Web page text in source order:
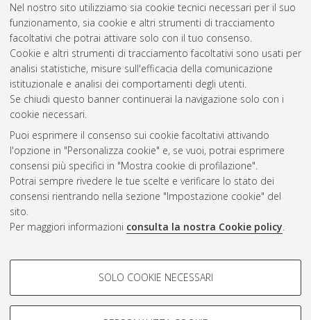
Nel nostro sito utilizziamo sia cookie tecnici necessari per il suo
funzionamento, sia cookie e altri strumenti di tracciamento
facoltativi che potrai attivare solo con il tuo consenso.
Cookie e altri strumenti di tracciamento facoltativi sono usati per
analisi statistiche, misure sull'efficacia della comunicazione
istituzionale e analisi dei comportamenti degli utenti.
Se chiudi questo banner continuerai la navigazione solo con i
cookie necessari.
Puoi esprimere il consenso sui cookie facoltativi attivando
l'opzione in "Personalizza cookie" e, se vuoi, potrai esprimere
consensi più specifici in "Mostra cookie di profilazione".
Potrai sempre rivedere le tue scelte e verificare lo stato dei
consensi rientrando nella sezione "Impostazione cookie" del
sito.
Per maggiori informazioni consulta la nostra Cookie policy.
COOKIE DI PROFILAZIONE -
Si tratta di cookie utilizzati per analizzare le caratteristiche della
SOLO COOKIE NECESSARI
Gestione del documento:
Atom
Rss 1.0
Rss 2.0
AMS Laurea
Impostazioni Cookie
Informativa sulla privacy
Condizioni d’uso del sito